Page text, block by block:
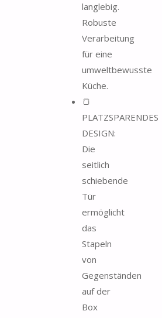
langlebig.
Robuste
Verarbeitung
für eine
umweltbewusste
Küche.
🍞
PLATZSPARENDES
DESIGN:
Die
seitlich
schiebende
Tür
ermöglicht
das
Stapeln
von
Gegenständen
auf der
Box